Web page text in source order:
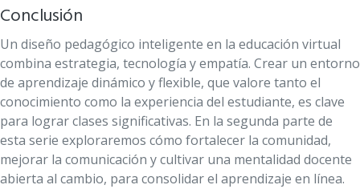
Conclusión
Un diseño pedagógico inteligente en la educación virtual
combina estrategia, tecnología y empatía. Crear un entorno
de aprendizaje dinámico y flexible, que valore tanto el
conocimiento como la experiencia del estudiante, es clave
para lograr clases significativas. En la segunda parte de
esta serie exploraremos cómo fortalecer la comunidad,
mejorar la comunicación y cultivar una mentalidad docente
abierta al cambio, para consolidar el aprendizaje en línea.